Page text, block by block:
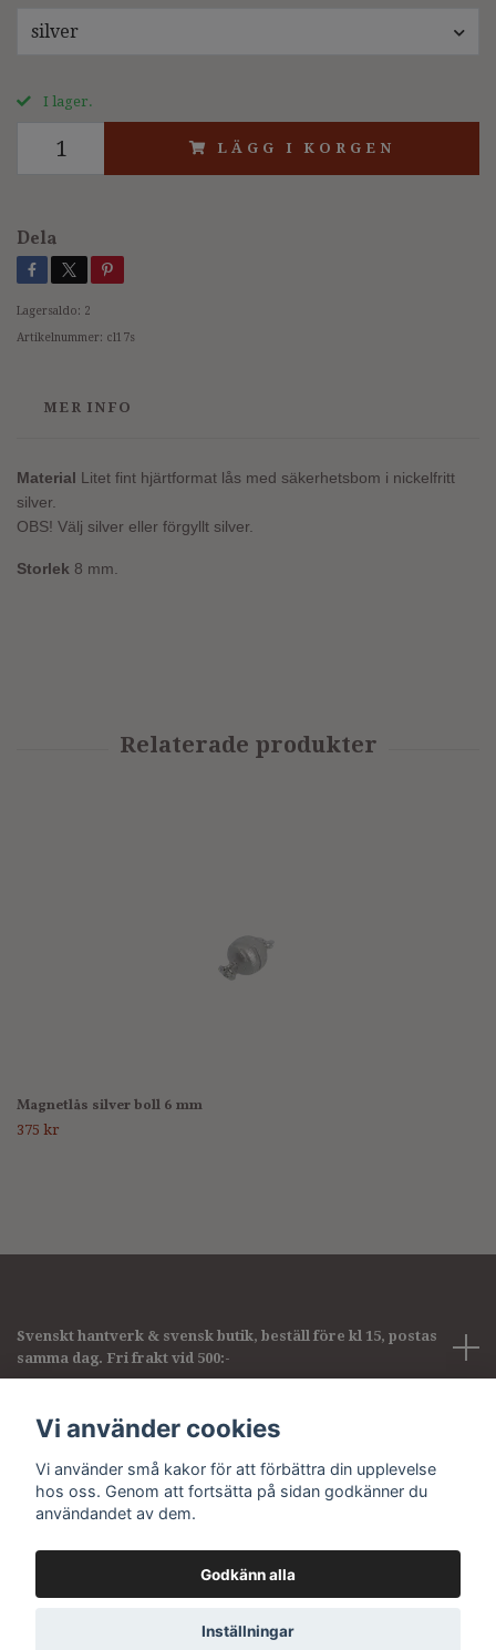
silver
I lager.
LÄGG I KORGEN
Dela
Lagersaldo: 2
Artikelnummer: cl17s
MER INFO
Material Litet fint hjärtformat lås med säkerhetsbom i nickelfritt
silver.
OBS! Välj silver eller förgyllt silver.
Storlek 8 mm.
Magnetlås silver boll 6 mm
375 kr
Svenskt hantverk & svensk butik, beställ före kl 15, postas
samma dag. Fri frakt vid 500:-
Företagsinformation
Sociala medier
© 2026 Pirum pearls & gems
Vi använder cookies
Vi använder små kakor för att förbättra din upplevelse
hos oss. Genom att fortsätta på sidan godkänner du
användandet av dem.
Godkänn alla
Inställningar